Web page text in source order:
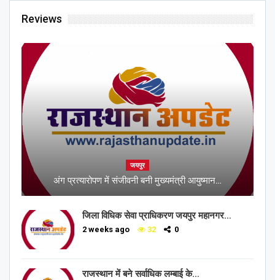
Reviews
जयपुर
अंग प्रत्यारोपण में संजीवनी बनी मुख्यमंत्री आयुष्मान…
जिला विधिक सेवा प्राधिकरण जयपुर महानगर…
2 weeks ago 32 0
राजस्थान में बने सर्वाधिक लम्बाई के…